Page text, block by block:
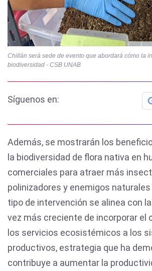
Chillán será sede de evento que abordará cómo la
biodiversidad - CSB UNAB
Síguenos en:
Además, se mostrarán los
la biodiversidad de flora nativa en
comerciales para atraer más
polinizadores y enemigos
tipo de intervención se alinea con
vez más creciente de incorporar el
los servicios ecosistémicos a los
productivos, estrategia que ha
contribuye a aumentar la